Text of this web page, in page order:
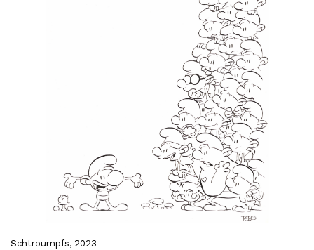
Schtroumpfs, 2023